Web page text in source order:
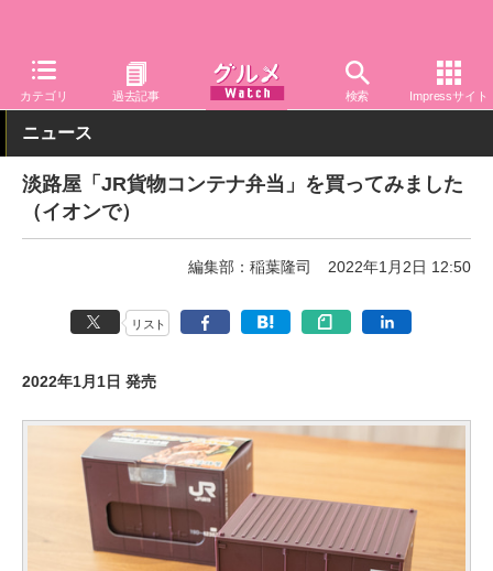
カテゴリ 過去記事 検索 Impressサイト
グルメ Watch 食品 弁当・惣菜
ニュース
淡路屋「JR貨物コンテナ弁当」を買ってみました
（イオンで）
編集部：稲葉隆司 2022年1月2日 12:50
リスト
2022年1月1日 発売